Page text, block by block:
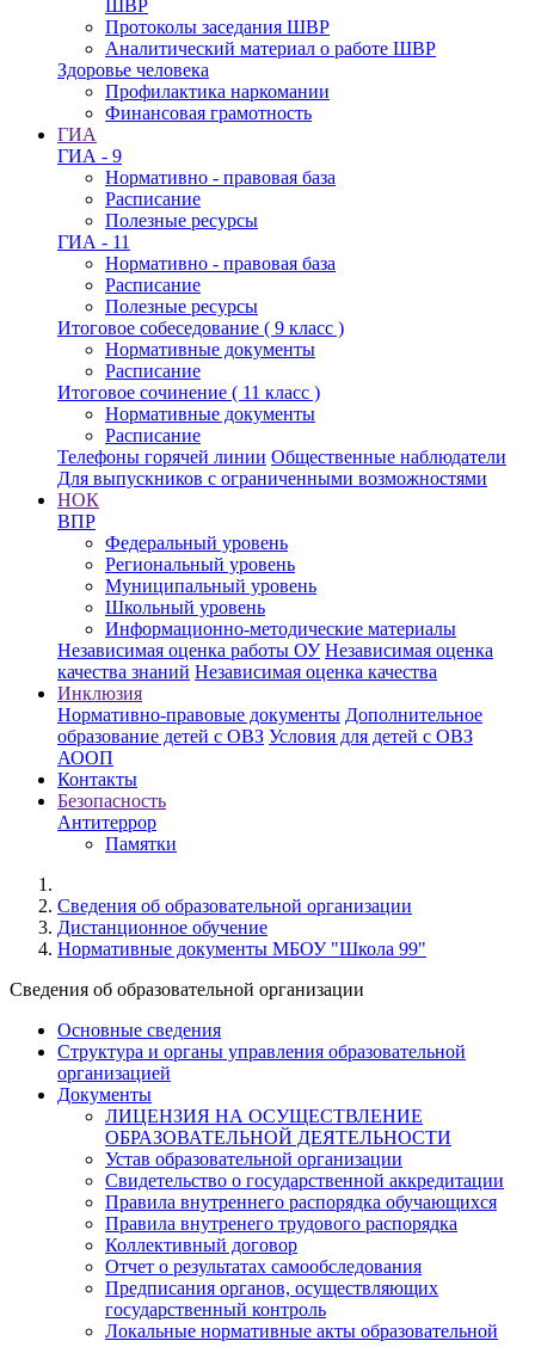
ШВР
Протоколы заседания ШВР
Аналитический материал о работе ШВР
Здоровье человека
Профилактика наркомании
Финансовая грамотность
ГИА
ГИА - 9
Нормативно - правовая база
Расписание
Полезные ресурсы
ГИА - 11
Нормативно - правовая база
Расписание
Полезные ресурсы
Итоговое собеседование ( 9 класс )
Нормативные документы
Расписание
Итоговое сочинение ( 11 класс )
Нормативные документы
Расписание
Телефоны горячей линии Общественные наблюдатели
Для выпускников с ограниченными возможностями
НОК
ВПР
Федеральный уровень
Региональный уровень
Муниципальный уровень
Школьный уровень
Информационно-методические материалы
Независимая оценка работы ОУ Независимая оценка
качества знаний Независимая оценка качества
Инклюзия
Нормативно-правовые документы Дополнительное
образование детей с ОВЗ Условия для детей с ОВЗ
АООП
Контакты
Безопасность
Антитеррор
Памятки
Cведения об образовательной организации
Дистанционное обучение
Нормативные документы МБОУ "Школа 99"
Cведения об образовательной организации
Основные сведения
Структура и органы управления образовательной
организацией
Документы
ЛИЦЕНЗИЯ НА ОСУЩЕСТВЛЕНИЕ
ОБРАЗОВАТЕЛЬНОЙ ДЕЯТЕЛЬНОСТИ
Устав образовательной организации
Свидетельство о государственной аккредитации
Правила внутреннего распорядка обучающихся
Правила внутренего трудового распорядка
Коллективный договор
Отчет о результатах самообследования
Предписания органов, осуществляющих
государственный контроль
Локальные нормативные акты образовательной